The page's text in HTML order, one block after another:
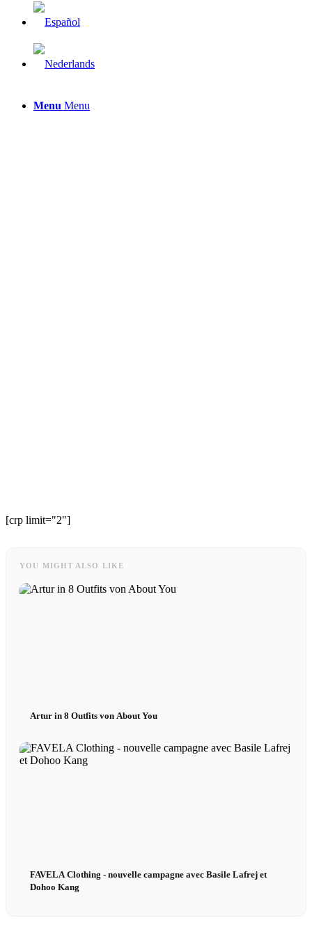
Menu Menu
[crp limit="2"]
YOU MIGHT ALSO LIKE
Artur in 8 Outfits von About You
FAVELA Clothing - nouvelle campagne avec Basile Lafrej et
Dohoo Kang